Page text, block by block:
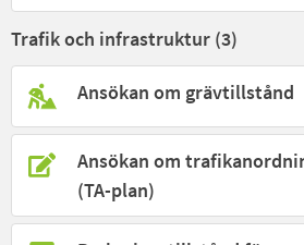
Trafik och infrastruktur (3)
Ansökan om grävtillstånd
Ansökan om
(TA-plan)